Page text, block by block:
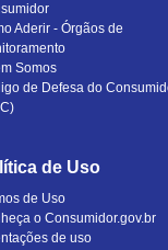
Aderir - Órgãos de
Somos
de Defesa do
de Uso
de Uso
o Consumidor.gov.br
de uso